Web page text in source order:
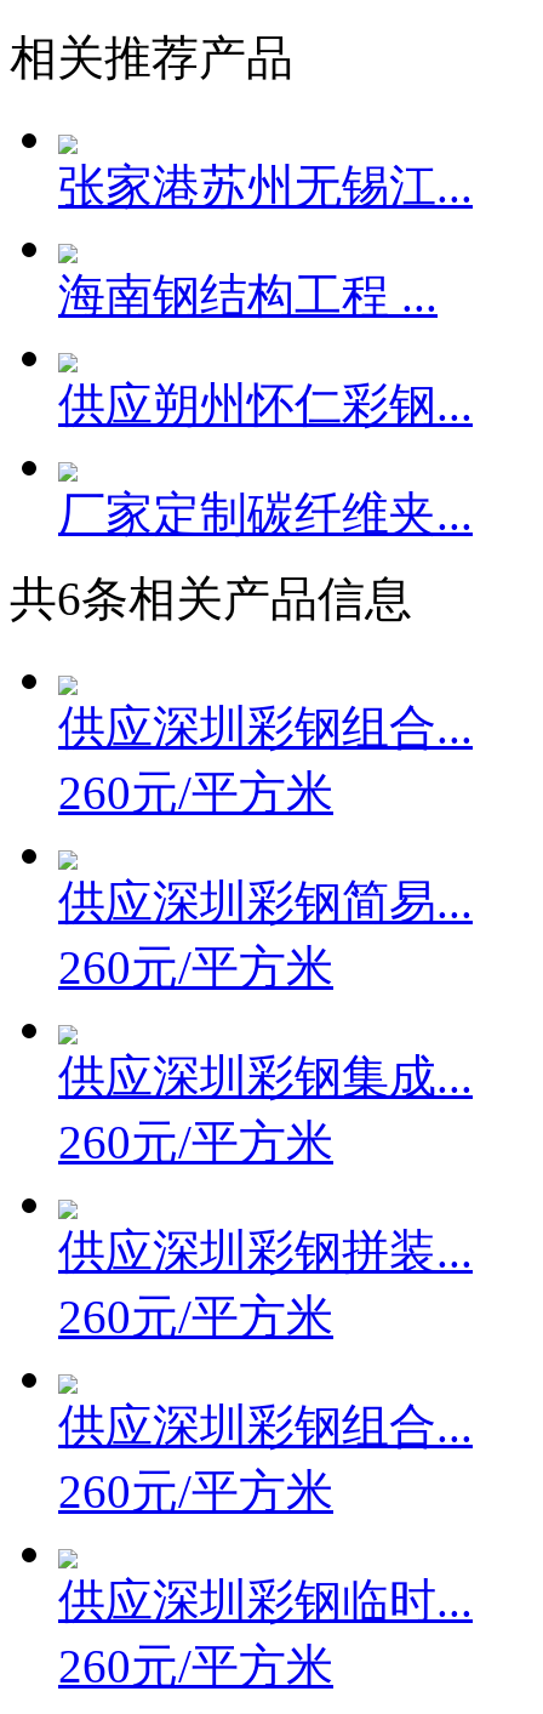
相关推荐产品
张家港苏州无锡江...
海南钢结构工程 ...
供应朔州怀仁彩钢...
厂家定制碳纤维夹...
共6条相关产品信息
供应深圳彩钢组合...
260元/平方米
供应深圳彩钢简易...
260元/平方米
供应深圳彩钢集成...
260元/平方米
供应深圳彩钢拼装...
260元/平方米
供应深圳彩钢组合...
260元/平方米
供应深圳彩钢临时...
260元/平方米